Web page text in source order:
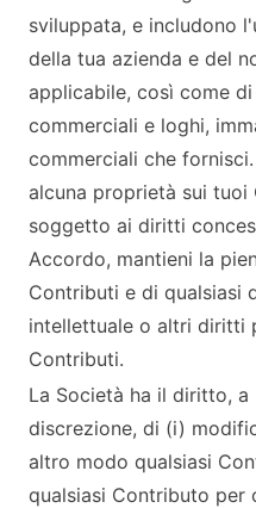
sviluppata, e includono
della tua azienda e del
applicabile, così come
commerciali e loghi,
commerciali che
alcuna proprietà sui
soggetto ai diritti
Accordo, mantieni la
Contributi e di qualsiasi
intellettuale o altri diritti
Contributi.
La Società ha il diritto, a
discrezione, di (i)
altro modo qualsiasi
qualsiasi Contributo per